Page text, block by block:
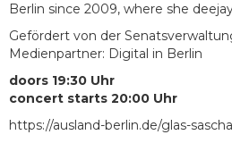
Berlin since 2009, where she
Gefördert von der
Medienpartner: Digital in Berlin
doors 19:30 Uhr
concert starts 20:00 Uhr
https://ausland-berlin.de/glas-